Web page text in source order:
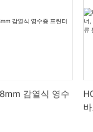
감열식 영수